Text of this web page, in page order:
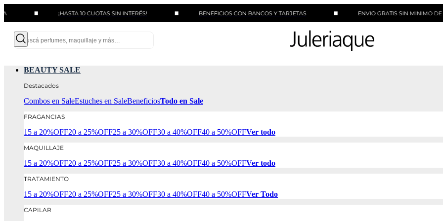
¡HASTA 10 CUOTAS SIN INTERÉS! BENEFICIOS CON BANCOS Y TARJETAS ENVIO GRATIS SIN MINIMO DE
BEAUTY SALE
Destacados
Combos en SaleEstuches en SaleBeneficiosTodo en Sale
FRAGANCIAS
15 a 20%OFF20 a 25%OFF25 a 30%OFF30 a 40%OFF40 a 50%OFFVer todo
MAQUILLAJE
15 a 20%OFF20 a 25%OFF25 a 30%OFF30 a 40%OFF40 a 50%OFFVer todo
TRATAMIENTO
15 a 20%OFF20 a 25%OFF25 a 30%OFF30 a 40%OFF40 a 50%OFFVer Todo
CAPILAR